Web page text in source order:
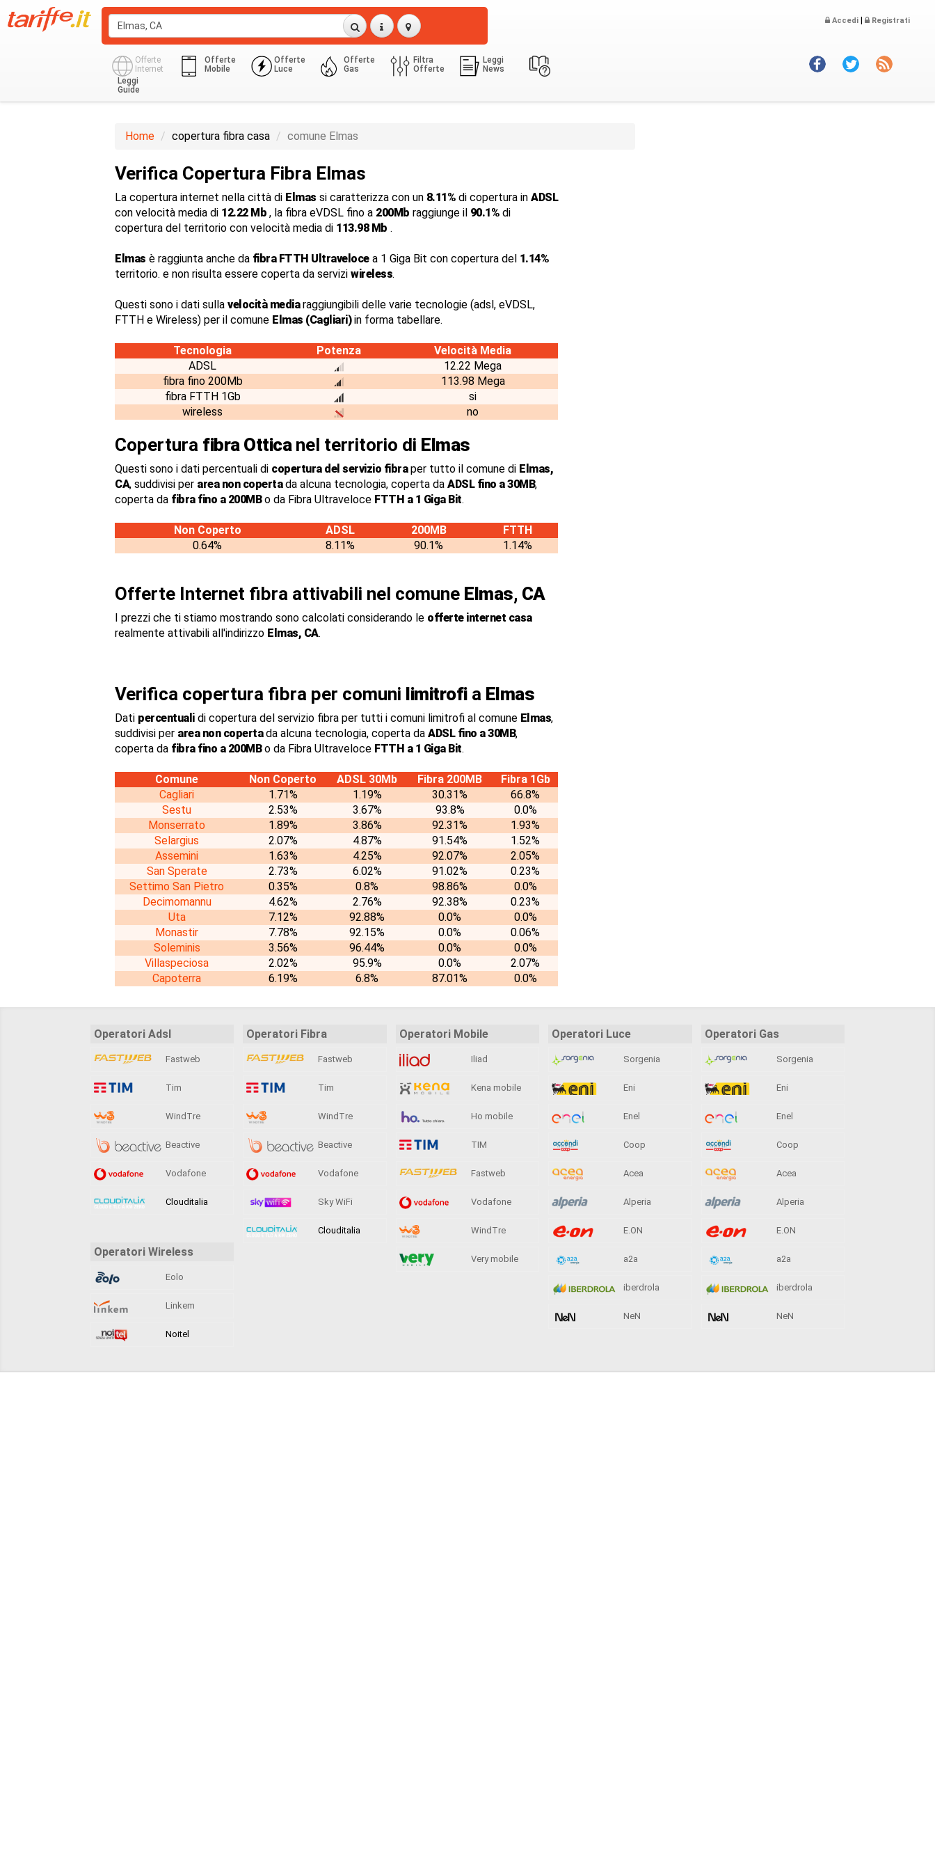
Accedi | Registrati
Offerte
Internet
Offerte
Mobile
Offerte
Luce
Offerte
Gas
Filtra
Offerte
Leggi
News
Leggi
Guide
Home copertura fibra casa comune Elmas
Verifica Copertura Fibra Elmas
La copertura internet nella città di Elmas si caratterizza con un 8.11% di copertura in ADSL
con velocità media di 12.22 Mb , la fibra eVDSL fino a 200Mb raggiunge il 90.1% di
copertura del territorio con velocità media di 113.98 Mb .
Elmas è raggiunta anche da fibra FTTH Ultravelocea 1 Giga Bit con copertura del 1.14%
territorio. e non risulta essere coperta da servizi wireless.
Questi sono i dati sulla velocità mediaraggiungibili delle varie tecnologie (adsl, eVDSL,
FTTH e Wireless) per il comune Elmas (Cagliari)in forma tabellare.
Tecnologia Potenza
Velocità Media
ADSL
12.22 Mega
fibra fino 200Mb
113.98 Mega
fibra FTTH 1Gb
si
wireless
no
Copertura fibra Otticanel territorio di Elmas
Questi sono i dati percentuali di copertura del servizio fibraper tutto il comune di Elmas,
CA, suddivisi per area non copertada alcuna tecnologia, coperta da ADSL fino a 30MB,
coperta da fibra fino a 200MBo da Fibra Ultraveloce FTTH a 1 Giga Bit.
Non Coperto ADSL 200MB
FTTH
0.64%
8.11% 90.1% 1.14%
Offerte Internet fibra attivabili nel comune Elmas, CA
I prezzi che ti stiamo mostrando sono calcolati considerando le offerte internet casa
realmente attivabili all'indirizzo Elmas, CA.
Verifica copertura fibra per comuni limitrofia Elmas
Dati percentualidi copertura del servizio fibra per tutti i comuni limitrofi al comune Elmas,
suddivisi per area non copertada alcuna tecnologia, coperta da ADSL fino a 30MB,
coperta da fibra fino a 200MBo da Fibra Ultraveloce FTTH a 1 Giga Bit.
Comune Non Coperto ADSL 30Mb Fibra 200MB
Fibra 1Gb
Cagliari
1.71% 1.19% 30.31%
66.8%
Sestu
2.53% 3.67% 93.8%
0.0%
Monserrato
1.89% 3.86% 92.31%
1.93%
Selargius
2.07% 4.87% 91.54%
1.52%
Assemini
1.63% 4.25% 92.07%
2.05%
San Sperate
2.73% 6.02% 91.02%
0.23%
Settimo San Pietro
0.35% 0.8% 98.86%
0.0%
Decimomannu
4.62% 2.76% 92.38%
0.23%
Uta
7.12% 92.88% 0.0%
0.0%
Monastir
7.78% 92.15% 0.0%
0.06%
Soleminis
3.56% 96.44% 0.0%
0.0%
Villaspeciosa
2.02% 95.9% 0.0%
2.07%
Capoterra
6.19% 6.8% 87.01% 0.0%
Operatori Adsl
Fastweb
Tim
WindTre
Beactive
Vodafone
Clouditalia
Operatori Wireless
Eolo
Linkem
Noitel
Operatori Fibra
Fastweb
Tim
WindTre
Beactive
Vodafone
Sky WiFi
Clouditalia
Operatori Mobile
Iliad
Kena mobile
Ho mobile
TIM
Fastweb
Vodafone
WindTre
Very mobile
Operatori Luce
Sorgenia
Eni
Enel
Coop
Acea
Alperia
E.ON
a2a
iberdrola
NeN
Operatori Gas
Sorgenia
Eni
Enel
Coop
Acea
Alperia
E.ON
a2a
iberdrola
NeN